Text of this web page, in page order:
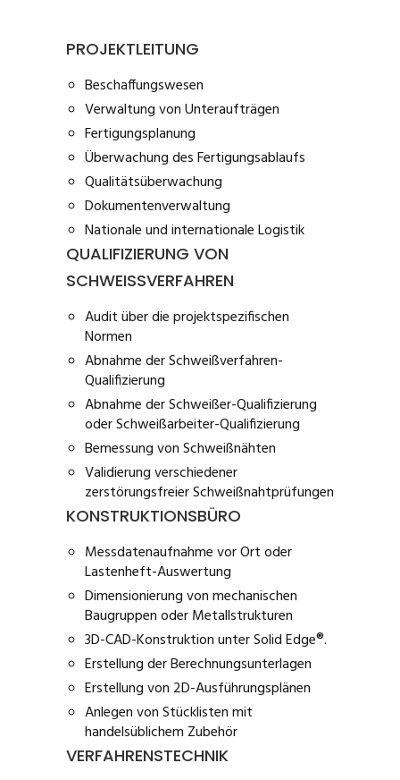
PROJEKTLEITUNG
Beschaffungswesen
Verwaltung von Unteraufträgen
Fertigungsplanung
Überwachung des Fertigungsablaufs
Qualitätsüberwachung
Dokumentenverwaltung
Nationale und internationale Logistik
QUALIFIZIERUNG VON
SCHWEISSVERFAHREN
Audit über die projektspezifischen
Normen
Abnahme der Schweißverfahren-
Qualifizierung
Abnahme der Schweißer-Qualifizierung
oder Schweißarbeiter-Qualifizierung
Bemessung von Schweißnähten
Validierung verschiedener
zerstörungsfreier Schweißnahtprüfungen
KONSTRUKTIONSBÜRO
Messdatenaufnahme vor Ort oder
Lastenheft-Auswertung
Dimensionierung von mechanischen
Baugruppen oder Metallstrukturen
3D-CAD-Konstruktion unter Solid Edge®.
Erstellung der Berechnungsunterlagen
Erstellung von 2D-Ausführungsplänen
Anlegen von Stücklisten mit
handelsüblichem Zubehör
VERFAHRENSTECHNIK